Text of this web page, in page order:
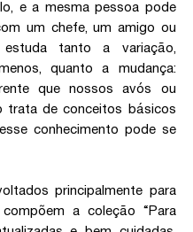
e a mesma pessoa pode
um chefe, um amigo ou
tanto a variação,
quanto a mudança:
que nossos avós ou
trata de conceitos básicos
conhecimento pode se
principalmente para
a coleção “Para